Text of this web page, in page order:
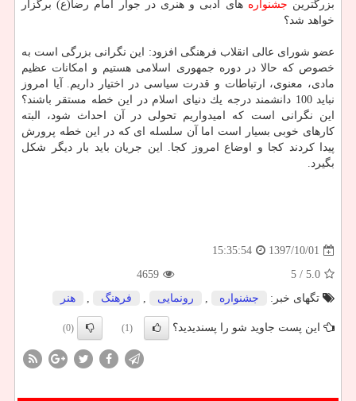
بزرگ‎ترین
جشنواره های ادبی و هنری در جوار امام رضا(ع) برگزار
خواهد شد؟
عضو شورای عالی انقلاب فرهنگی افزود: این نگرانی بزرگی است به
خصوص كه حالا در دوره جمهوری اسلامی هستیم و امكانات عظیم
مادی، معنوی، ارتباطات و قدرت سیاسی در اختیار داریم. آیا امروز
نباید 100 دانشمند درجه یك دنیای اسلام در این خطه مستقر باشند؟
این نگرانی است كه امیدواریم تحولی در آن احداث شود، البته
كارهای خوبی بسیار است اما آن سلسله ای كه در این خطه پرورش
پیدا كردند كجا و اوضاع امروز كجا. این جریان باید بار دیگر شكل
بگیرد.
1397/10/01
15:35:54
5.0
/ 5
4659
تگهای خبر:
جشنواره , رونمایی , فرهنگ , هنر
این پست جاوید شو را پسندیدید؟ (1)
(0)